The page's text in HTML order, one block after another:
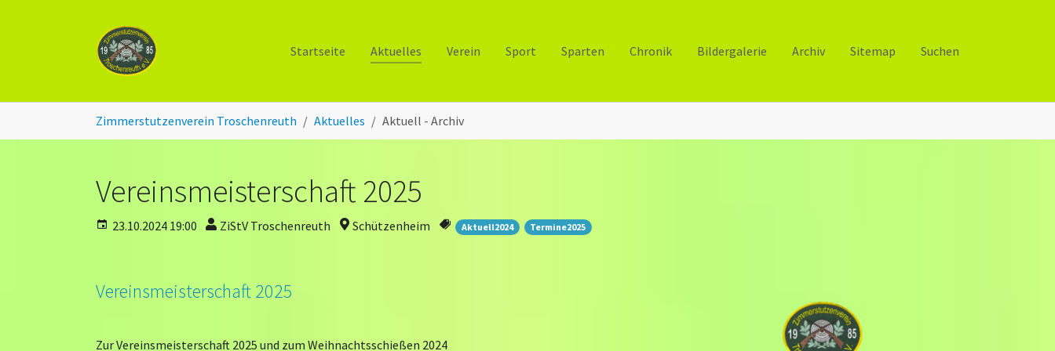
Startseite Aktuelles Verein Sport Sparten Chronik Bildergalerie Archiv Sitemap Suchen
Zimmerstutzenverein Troschenreuth Aktuelles Aktuell - Archiv
Vereinsmeisterschaft 2025
23.10.2024 19:00 ZiStV Troschenreuth Schützenheim Aktuell2024 Termine2025
Vereinsmeisterschaft 2025
Zur Vereinsmeisterschaft 2025 und zum Weihnachtsschießen 2024